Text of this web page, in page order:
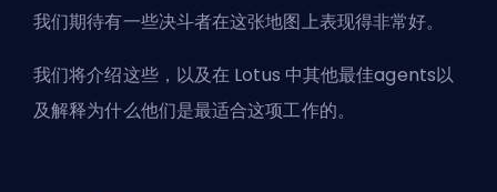
我们期待有一些决斗者在这张地图上表现得非常好。
我们将介绍这些，以及在 Lotus 中其他最佳agents以
及解释为什么他们是最适合这项工作的。